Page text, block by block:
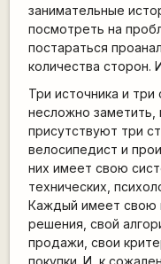
занимательные
посмотреть на
постараться
количества сторон.
Три источника и
несложно
присутствуют три
велосипедист и
них имеет свою
технических,
Каждый имеет свою
решения, свой
продажи, свои
покупки. И, к